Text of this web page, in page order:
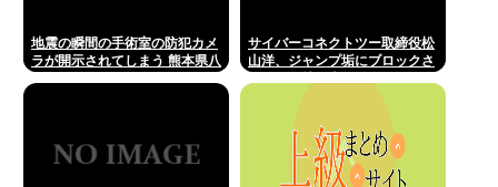
地震の瞬間の手術室の防犯カメ
ラが開示されてしまう 熊本県八
サイバーコネクトツー取締役松
山洋、ジャンプ垢にブロックさ